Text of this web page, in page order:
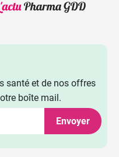
santé et de nos offres
boîte mail.
Envoyer